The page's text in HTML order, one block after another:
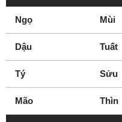
Ngọ Mùi
Dậu Tuất
Tý Sửu
Mão Thìn